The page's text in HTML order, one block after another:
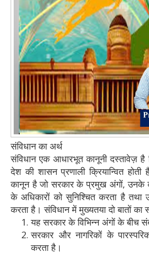
संविधान का अर्थ
संविधान एक आधारभूत कानूनी दस्तावेज़
देश की शासन प्रणाली क्रियान्वित
कानून है जो सरकार के प्रमुख अंगों, उनके
के अधिकारों को सुनिश्चित करता है तथा
करता है। संविधान में मुख्यतया दो बातों का
यह सरकार के विभिन्न अंगों के बीच
सरकार और नागरिकों के
करता है।